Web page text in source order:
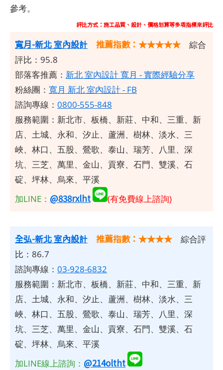
參考。
評比方式：施工品質、設計、價格划算等多項指標來評比
寬月-新北 室內設計 推薦指數：★★★★★ 綜合
評比：95.8
部落客推薦： 新北 室內設計 寬月 - 實際經驗分享
粉絲團： 寬月 新北 室內設計 - FB
諮詢專線： 0800-555-848
服務範圍：新北市、板橋、新莊、中和、三重、新
店、土城、永和、汐止、蘆洲、樹林、淡水、三
峽、林口、五股、鶯歌、泰山、瑞芳、八里、深
坑、三芝、萬里、金山、貢寮、石門、雙溪、石
碇、坪林、烏來、平溪
加LINE： @838rxlht (有免費線上諮詢)
全弘-新北 室內設計 推薦指數：★★★★ 綜合評
比：86.7
諮詢專線： 03-928-6832
服務範圍：新北市、板橋、新莊、中和、三重、新
店、土城、永和、汐止、蘆洲、樹林、淡水、三
峽、林口、五股、鶯歌、泰山、瑞芳、八里、深
坑、三芝、萬里、金山、貢寮、石門、雙溪、石
碇、坪林、烏來、平溪
加LINE線上諮詢： @214oltht